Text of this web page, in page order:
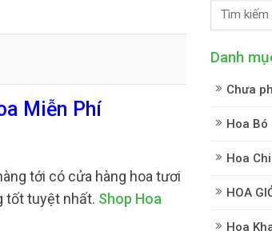
Miễn Phí
tới có cửa hàng hoa tươi
tốt tuyệt nhất. Shop Hoa
Danh
Chưa
Hoa Bó
Hoa
HOA
Hoa